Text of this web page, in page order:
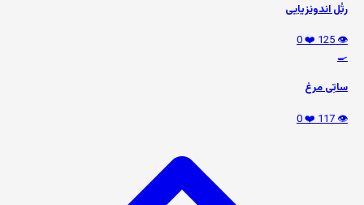
رتُل اندونزیایی
👁️ 125
❤️ 0
🍳
ساتِی مرغ
👁️ 117
❤️ 0